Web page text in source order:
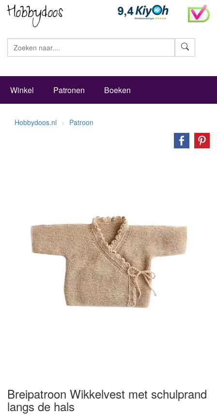
Winkel Patronen Boeken
Hobbydoos.nl Patroon
Breipatroon Wikkelvest met schulprand
langs de hals